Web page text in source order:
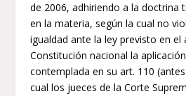
de 2006, adhiriendo a la doctrina
en la materia, según la cual no
igualdad ante la ley previsto en el
Constitución nacional la
contemplada en su art. 110
cual los jueces de la Corte